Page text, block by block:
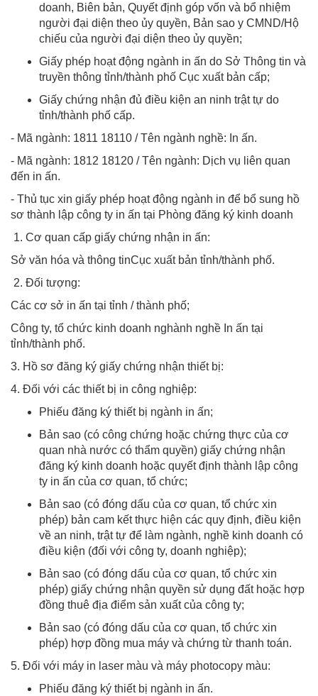
doanh, Biên bản, Quyết định góp vốn và bổ nhiệm
người đại diện theo ủy quyền, Bản sao y CMND/Hộ
chiếu của người đại diện theo ủy quyền;
Giấy phép hoạt động ngành in ấn do Sở Thông tin và
truyền thông tỉnh/thành phố Cục xuất bản cấp;
Giấy chứng nhận đủ điều kiện an ninh trật tự do
tỉnh/thành phố cấp.
- Mã ngành: 1811 18110 / Tên ngành nghề: In ấn.
- Mã ngành: 1812 18120 / Tên ngành: Dịch vụ liên quan
đến in ấn.
- Thủ tục xin giấy phép hoạt động ngành in để bổ sung hồ
sơ thành lập công ty in ấn tại Phòng đăng ký kinh doanh
1. Cơ quan cấp giấy chứng nhận in ấn:
Sở văn hóa và thông tinCục xuất bản tỉnh/thành phố.
2. Đối tượng:
Các cơ sở in ấn tại tỉnh / thành phố;
Công ty, tổ chức kinh doanh nghành nghề In ấn tại
tỉnh/thành phố.
3. Hồ sơ đăng ký giấy chứng nhận thiết bị:
4. Đối với các thiết bị in công nghiệp:
Phiếu đăng ký thiết bị ngành in ấn;
Bản sao (có công chứng hoặc chứng thực của cơ
quan nhà nước có thẩm quyền) giấy chứng nhận
đăng ký kinh doanh hoặc quyết định thành lập công
ty in ấn của cơ quan, tổ chức;
Bản sao (có đóng dấu của cơ quan, tổ chức xin
phép) bản cam kết thực hiện các quy định, điều kiện
về an ninh, trật tự để làm ngành, nghề kinh doanh có
điều kiện (đối với công ty, doanh nghiệp);
Bản sao (có đóng dấu của cơ quan, tổ chức xin
phép) giấy chứng nhận quyền sử dụng đất hoặc hợp
đồng thuê địa điểm sản xuất của công ty;
Bản sao (có đóng dấu của cơ quan, tổ chức xin
phép) hợp đồng mua máy và chứng từ thanh toán.
5. Đối với máy in laser màu và máy photocopy màu:
Phiếu đăng ký thiết bị ngành in ấn.